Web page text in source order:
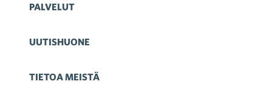
PALVELUT
UUTISHUONE
TIETOA MEISTÄ